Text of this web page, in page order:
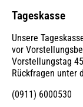
Tageskasse
Unsere
vor
Vorstellungstag
Rückfragen unter
(0911) 6000530